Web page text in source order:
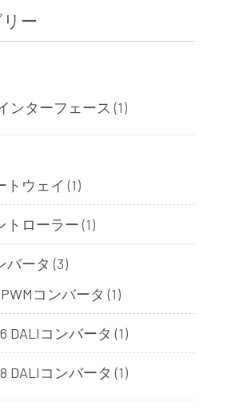
ー
ンターフェース (1)
トウェイ (1)
トローラー (1)
バータ (3)
コンバータ (1)
DALIコンバータ (1)
DALIコンバータ (1)